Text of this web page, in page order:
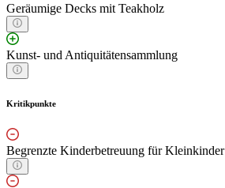
Geräumige Decks mit Teakholz
Kunst- und Antiquitätensammlung
Kritikpunkte
Begrenzte Kinderbetreuung für Kleinkinder